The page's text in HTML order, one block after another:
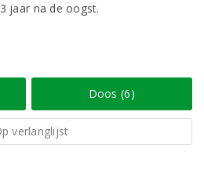
jaar na de oogst.
Doos (6)
verlanglijst